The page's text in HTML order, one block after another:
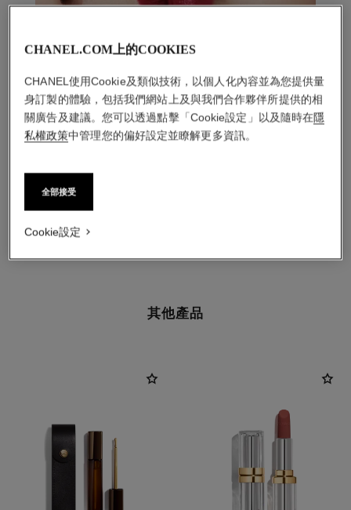
其他產品
CHANEL.COM上的COOKIES
CHANEL使用Cookie及類似技術，以個人化內容並為您提供量
身訂製的體驗，包括我們網站上及與我們合作夥伴所提供的相
關廣告及建議。您可以透過點擊「Cookie設定」以及隨時在隱
私權政策中管理您的偏好設定並瞭解更多資訊。
全部接受
Cookie設定